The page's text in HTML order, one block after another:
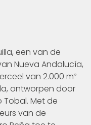
een van de
Nueva Andalucía,
van 2.000 m²
ontworpen door
Met de
van de